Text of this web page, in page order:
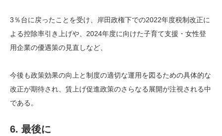
3％台に戻ったことを受け、岸田政権下での2022年度税制改正に
よる控除率引き上げや、2024年度に向けた子育て支援・女性登
用企業の優遇策の見直しなど、
今後も政策効果の向上と制度の適切な運用を図るための具体的な
改正が期待され、賃上げ促進政策のさらなる展開が注視される中
である。
6. 最後に